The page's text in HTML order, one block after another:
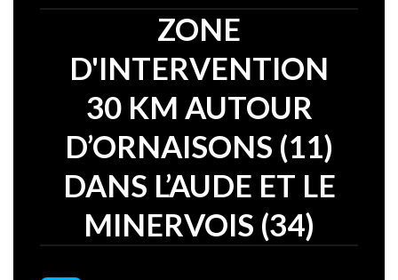
ZONE
D'INTERVENTION
30 KM AUTOUR
D’ORNAISONS (11)
DANS L’AUDE ET LE
MINERVOIS (34)